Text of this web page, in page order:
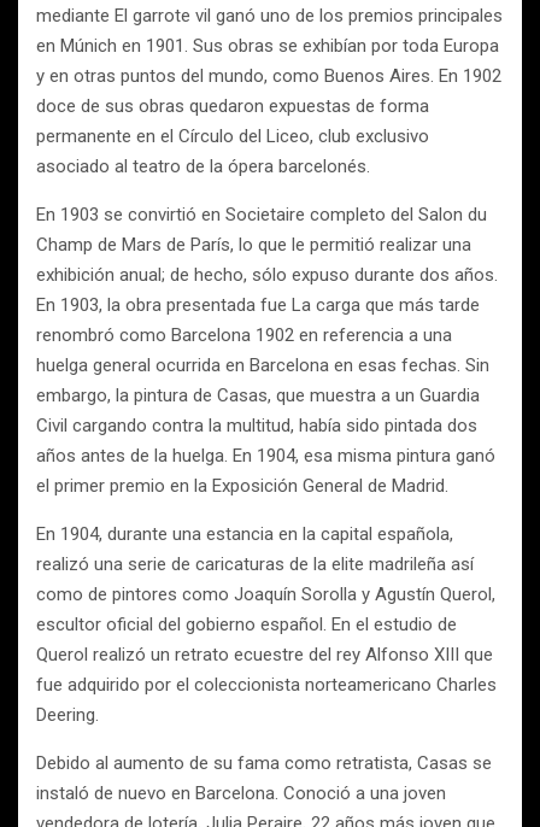
mediante El garrote vil ganó uno de los premios principales
en Múnich en 1901. Sus obras se exhibían por toda Europa
y en otras puntos del mundo, como Buenos Aires. En 1902
doce de sus obras quedaron expuestas de forma
permanente en el Círculo del Liceo, club exclusivo
asociado al teatro de la ópera barcelonés.
En 1903 se convirtió en Societaire completo del Salon du
Champ de Mars de París, lo que le permitió realizar una
exhibición anual; de hecho, sólo expuso durante dos años.
En 1903, la obra presentada fue La carga que más tarde
renombró como Barcelona 1902 en referencia a una
huelga general ocurrida en Barcelona en esas fechas. Sin
embargo, la pintura de Casas, que muestra a un Guardia
Civil cargando contra la multitud, había sido pintada dos
años antes de la huelga. En 1904, esa misma pintura ganó
el primer premio en la Exposición General de Madrid.
En 1904, durante una estancia en la capital española,
realizó una serie de caricaturas de la elite madrileña así
como de pintores como Joaquín Sorolla y Agustín Querol,
escultor oficial del gobierno español. En el estudio de
Querol realizó un retrato ecuestre del rey Alfonso XIII que
fue adquirido por el coleccionista norteamericano Charles
Deering.
Debido al aumento de su fama como retratista, Casas se
instaló de nuevo en Barcelona. Conoció a una joven